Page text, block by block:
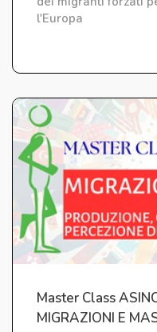
l'Europa
Master Class
MIGRAZIONI E